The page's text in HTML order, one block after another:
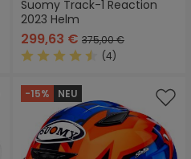
Suomy Track-1 Reaction
2023 Helm
299,63 € 375,00 €
(4)
-15% NEU